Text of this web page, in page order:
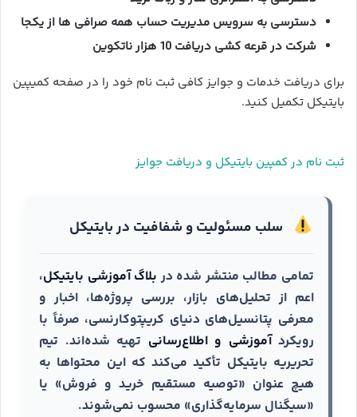
دسترسی به سرویس مدیریت حساب همه صرافی ها از یکجا
شرکت در قرعه کشی دریافت 10 هزار ناتکوین
برای دریافت خدمات و جوایز کافی ثبت نام خود را در صفحه کمیپین
بایتیکل تکمیل کنید.
ثبت نام در کمپین بایتیکل و دریافت جوایز
سلب مسئولیت و شفافیت در بایتیکل
تمامی مطالب منتشر شده در بلاگ آموزشی بایتیکل،
اعم از تحلیل‌های بازار، بررسی پروژه‌ها، اخبار و
معرفی پتانسیل‌های دنیای کریپتوکارنسی، صرفاً با
رویکردآموزشی و اطلاع‌رسانی تهیه شده‌اند. تیم
تحریریه بایتیکل تأکید می‌کند که این محتواها به
هیچ عنوان «توصیه مستقیم خرید و فروش» یا
«سیگنال سرمایه‌گذاری» محسوب نمی‌شوند.